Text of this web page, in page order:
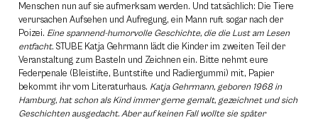
Menschen nun auf sie aufmerksam werden. Und tatsächlich: Die Tiere
verursachen Aufsehen und Aufregung, ein Mann ruft sogar nach der
Poizei. Eine spannend-humorvolle Geschichte, die die Lust am Lesen
entfacht. STUBE Katja Gehrmann lädt die Kinder im zweiten Teil der
Veranstaltung zum Basteln und Zeichnen ein. Bitte nehmt eure
Federpenale (Bleistifte, Buntstifte und Radiergummi) mit, Papier
bekommt ihr vom Literaturhaus. Katja Gehrmann, geboren 1968 in
Hamburg, hat schon als Kind immer gerne gemalt, gezeichnet und sich
Geschichten ausgedacht. Aber auf keinen Fall wollte sie später